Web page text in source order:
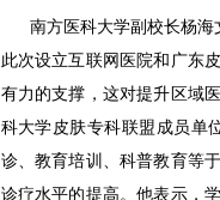
南方医科大学副校长杨
此次设立互联网医院和广东
有力的支撑，这对提升区域
科大学皮肤专科联盟成员单
诊、教育培训、科普教育等
诊疗水平的提高。他表示，